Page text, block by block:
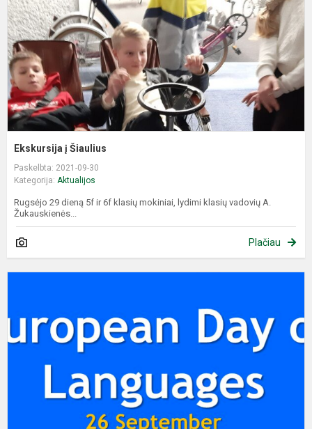
Ekskursija į Šiaulius
Paskelbta: 2021-09-30
Kategorija: Aktualijos
Rugsėjo 29 dieną 5f ir 6f klasių mokiniai, lydimi klasių vadovių A.
Žukauskienės...
Plačiau